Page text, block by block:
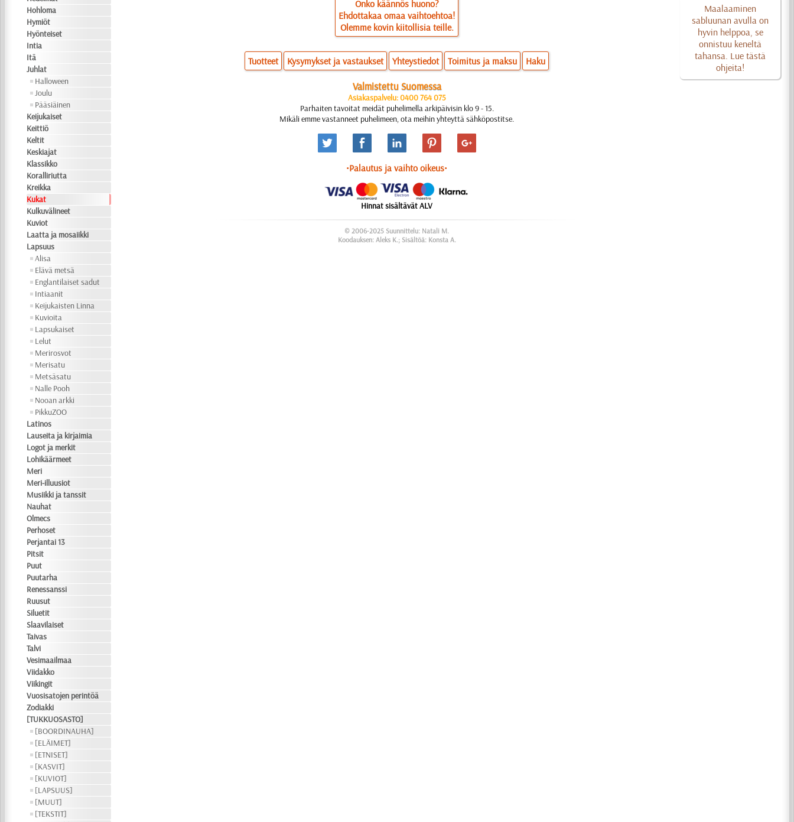
Hohloma
Hymiöt
Hyönteiset
Intia
Itä
Juhlat
Halloween
Joulu
Pääsiäinen
Keijukaiset
Keittiö
Keltit
Keskiajat
Klassikko
Koralliriutta
Kreikka
Kukat
Kulkuvälineet
Kuviot
Laatta ja mosaiikki
Lapsuus
Alisa
Elävä metsä
Englantilaiset sadut
Intiaanit
Keijukaisten Linna
Kuvioita
Lapsukaiset
Lelut
Merirosvot
Merisatu
Metsäsatu
Nalle Pooh
Nooan arkki
PikkuZOO
Latinos
Lauseita ja kirjaimia
Logot ja merkit
Lohikäärmeet
Meri
Meri-illuusiot
Musiikki ja tanssit
Nauhat
Olmecs
Perhoset
Perjantai 13
Pitsit
Puut
Puutarha
Renessanssi
Ruusut
Siluetit
Slaavilaiset
Taivas
Talvi
Vesimaailmaa
Viidakko
Viikingit
Vuosisatojen perintöä
Zodiakki
[TUKKUOSASTO]
[BOORDINAUHA]
[ELÄIMET]
[ETNISET]
[KASVIT]
[KUVIOT]
[LAPSUUS]
[MUUT]
[TEKSTIT]
Maalaaminen
sabluunan avulla on
hyvin helppoa, se
onnistuu keneltä
tahansa. Lue tästä
ohjeita!
Onko käännös huono?
Ehdottakaa omaa vaihtoehtoa!
Olemme kovin kiitollisia teille.
Tuotteet Kysymykset ja vastaukset Yhteystiedot Toimitus ja maksu Haku
Valmistettu Suomessa
Asiakaspalvelu: 0400 764 075
Parhaiten tavoitat meidät puhelimella arkipäivisin klo 9 - 15.
Mikäli emme vastanneet puhelimeen, ota meihin yhteyttä sähköpostitse.
•Palautus ja vaihto oikeus•
Hinnat sisältävät ALV
© 2006-2025 Suunnittelu: Natali M.
Koodauksen: Aleks K.; Sisältöä: Konsta A.